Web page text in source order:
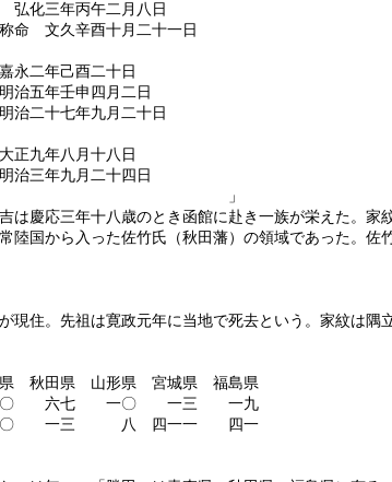
三年丙午二月八日
命 文久辛酉十月二十一日
二年己酉二十日
五年壬申四月二日
二十七年九月二十日
年八月十八日
九月二十四日
略） 」
四子弥吉は慶応三年十八歳のとき函館
陸国から入った佐竹氏（秋田藩）の領域であった。
住。先祖は寛政元年に当地で死去という。家紋は隅
山形県 宮城県 福島県
六七 一〇 一三 一九
〇 一三 八 四一一 四一